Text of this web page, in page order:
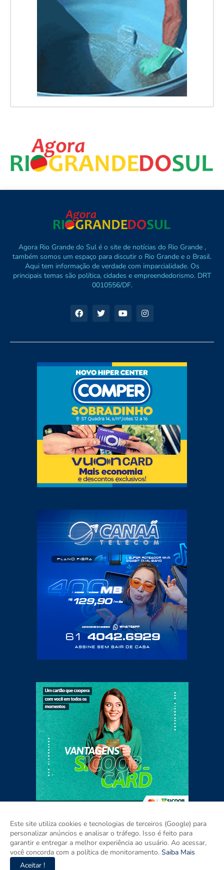
Agora Rio Grande do Sul é o site de notícias do Rio Grande ,
também somos um espaço para discutir o Rio Grande e o Brasil.
Aqui tem informação de verdade com imparcialidade. Os
principais temas são política, cidades e empreendedorismo. DRT
0010556/DF.
Copyright ©
Home Sobre Contato Mídia Kit
Este site utiliza cookies e tecnologias de terceiros (Google) para
personalizar anúncios e analisar o tráfego. Isso é feito para
garantir e entregar a melhor experiência ao usuário. Ao acessar,
você concorda com a política de monitoramento. Saiba Mais
Aceitar !